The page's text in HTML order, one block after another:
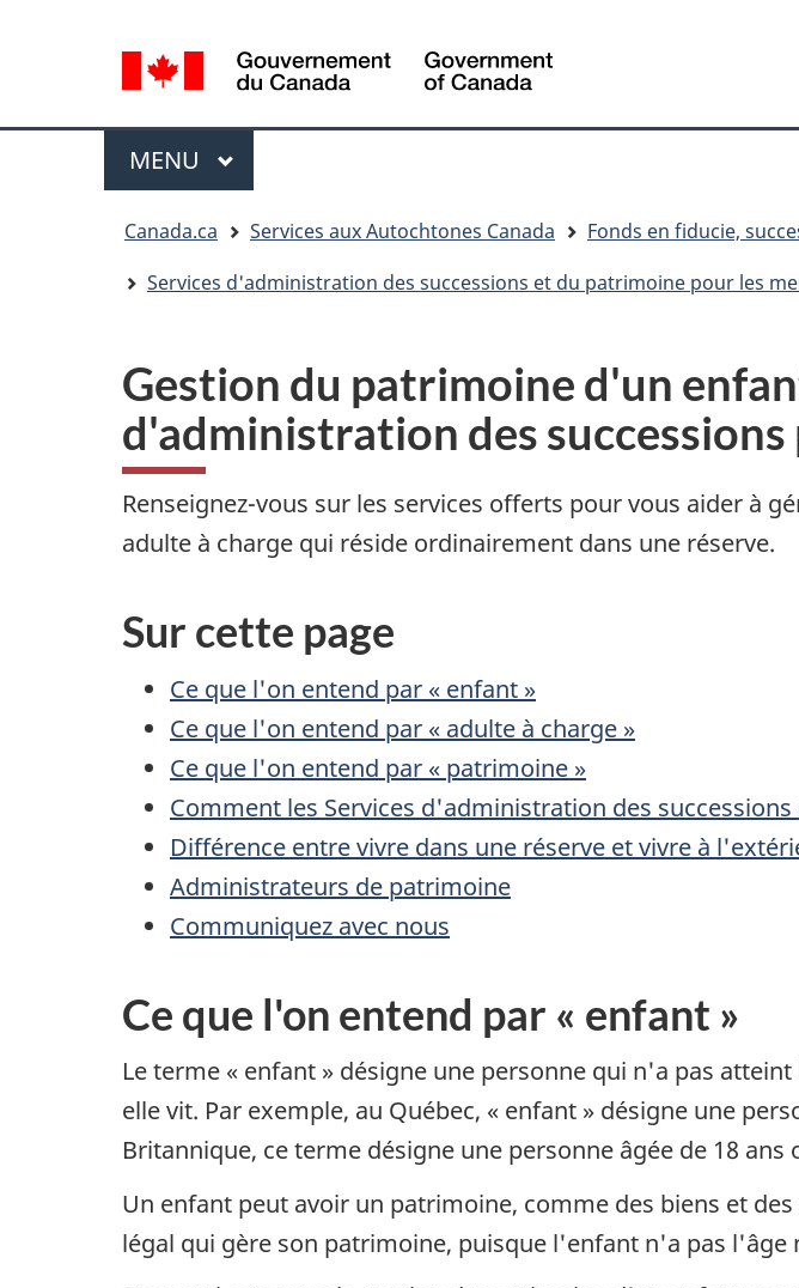
de
la
langue
Menu
MENU PRINCIPAL
Canada.ca Services aux Autochtones Canada
Fonds en fiducie,
Services d'administration des successions et du patrimoine pour les
Gestion du patrimoine d'un
d'administration des
Renseignez-vous sur les services offerts pour vous aider à
adulte à charge qui réside ordinairement dans une réserve.
Sur cette page
Ce que l'on entend par « enfant »
Ce que l'on entend par « adulte à charge »
Ce que l'on entend par « patrimoine »
Comment les Services d'administration des
Différence entre vivre dans une réserve et vivre à
Administrateurs de patrimoine
Communiquez avec nous
Ce que l'on entend par « enfant »
Le terme « enfant » désigne une personne qui n'a pas
elle vit. Par exemple, au Québec, « enfant » désigne une
Britannique, ce terme désigne une personne âgée de 18 ans
Un enfant peut avoir un patrimoine, comme des biens et
légal qui gère son patrimoine, puisque l'enfant n'a pas l'âge